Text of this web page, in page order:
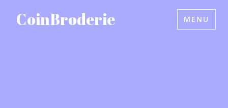
CoinBroderie MENU